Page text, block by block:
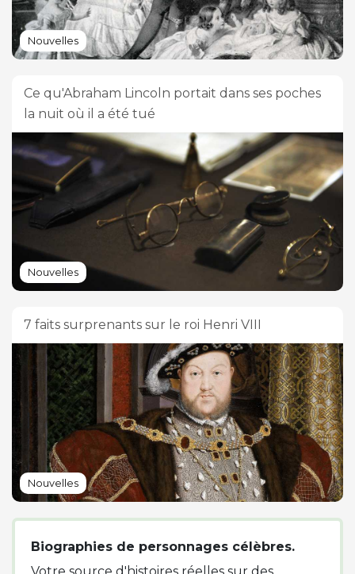
Nouvelles
Ce qu'Abraham Lincoln portait dans ses poches
la nuit où il a été tué
Nouvelles
7 faits surprenants sur le roi Henri VIII
Nouvelles
Biographies de personnages célèbres.